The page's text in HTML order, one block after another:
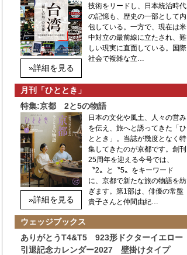
»詳細を見る
技術をリードし、日本統治時代
の記憶も、歴史の一部として内
包している。一方で、現在は米
中対立の最前線に立たされ、難
しい現実に直面している。国際
社会で複雑な立…
月刊「ひととき」
特集:京都 2と5の物語
»詳細を見る
日本の文化や風土、人々の営み
を伝え、旅へと誘ってきた「ひ
ととき」。当誌が幾度となく特
集してきたのが京都です。創刊
25周年を迎える今号では、
〝2〟と〝5〟をキーワード
に、京都で新たな旅の物語を紡
ぎます。第1部は、俳優の常盤
貴子さんと仲間由紀…
ウェッジブックス
ありがとうT4&T5 923形ドクターイエロー
引退記念カレンダー2027 壁掛けタイプ